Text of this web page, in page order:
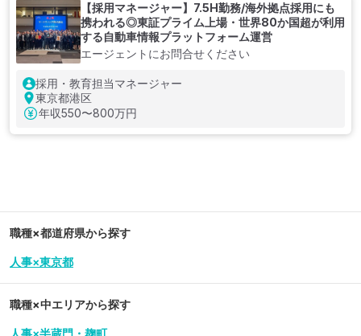
【採用マネージャー】7.5H勤務/海外拠点採用にも
携われる◎東証プライム上場・世界80か国超が利用
する自動車情報プラットフォーム運営
エージェントにお問合せください
採用・教育担当マネージャー
東京都港区
年収550〜800万円
職種×都道府県から探す
人事×東京都
職種×中エリアから探す